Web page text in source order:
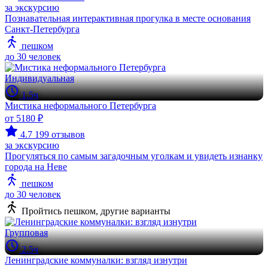
за экскурсию
Познавательная интерактивная прогулка в месте основания
Санкт-Петербурга
пешком
до 30 человек
Индивидуальная
1.5ч
Мистика неформального Петербурга
от 5180 ₽
4.7 199 отзывов
за экскурсию
Прогуляться по самым загадочным уголкам и увидеть изнанку
города на Неве
пешком
до 30 человек
Пройтись пешком, другие варианты
Групповая
2.5ч
Ленинградские коммуналки: взгляд изнутри